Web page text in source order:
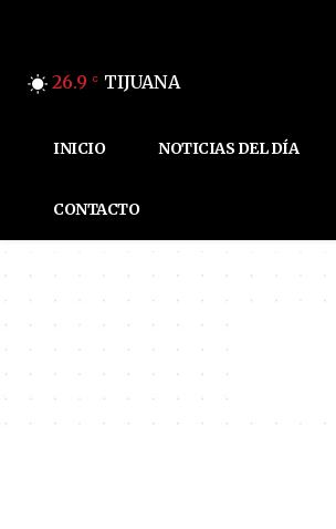
26.9 C TIJUANA
INICIO NOTICIAS DEL DÍA
CONTACTO